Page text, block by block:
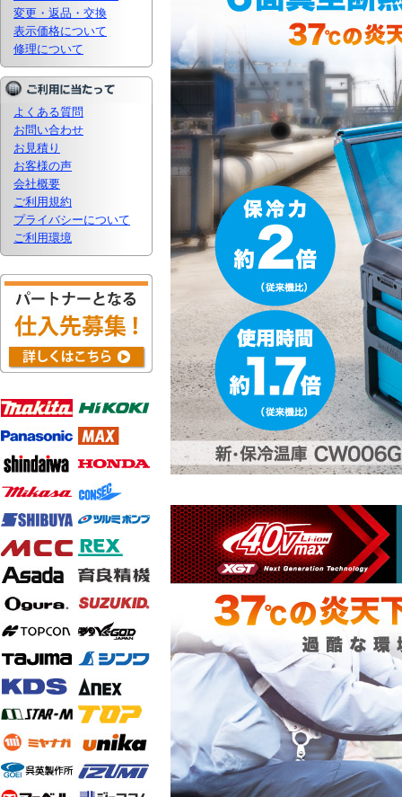
変更・返品・交換
表示価格について
修理について
よくある質問
お問い合わせ
お見積り
お客様の声
会社概要
ご利用規約
プライバシーについて
ご利用環境